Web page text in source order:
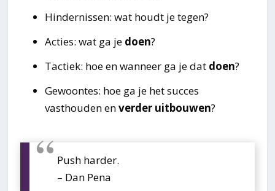
Hindernissen: wat houdt je tegen?
Acties: wat ga je doen?
Tactiek: hoe en wanneer ga je dat doen?
Gewoontes: hoe ga je het succes
vasthouden enverder uitbouwen?
Push harder.
– Dan Pena